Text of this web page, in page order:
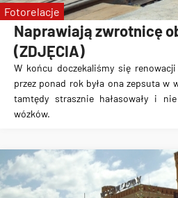
Naprawiają zwrotnicę
(ZDJĘCIA)
W końcu doczekaliśmy się
przez ponad rok była ona zepsuta w
tamtędy strasznie hałasowały i nie
wózków.
Fotorelacje